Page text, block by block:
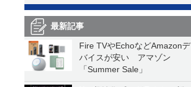
最新記事
Fire TVやEchoなどAmazonデ
バイスが安い アマゾン
「Summer Sale」